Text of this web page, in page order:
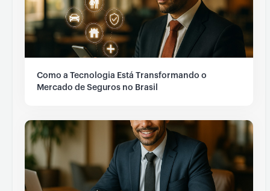
Como a Tecnologia Está Transformando o
Mercado de Seguros no Brasil